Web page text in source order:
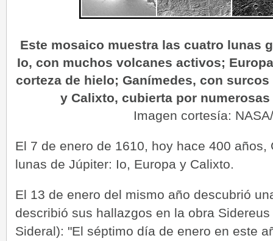
Este mosaico muestra las cuatro lunas
Io, con muchos volcanes activos;
corteza de hielo; Ganímedes, con
y Calixto, cubierta por
Imagen cortesía:
El 7 de enero de 1610, hoy hace 400
lunas de Júpiter: Io, Europa y Calixto.
El 13 de enero del mismo año descubrió
describió sus hallazgos en la obra
Sideral): "El séptimo día de enero en este